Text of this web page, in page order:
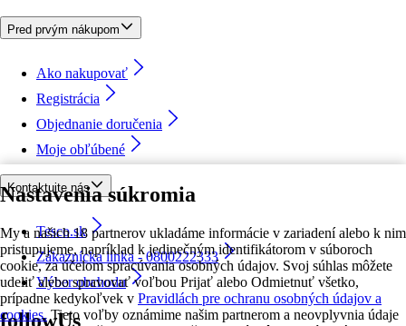
Nastavenia súkromia
My a našich 18 partnerov ukladáme informácie v zariadení alebo k nim
pristupujeme, napríklad k jedinečným identifikátorom v súboroch
cookie, za účelom spracúvania osobných údajov. Svoj súhlas môžete
udeliť alebo spravovať voľbou Prijať alebo Odmietnuť všetko,
prípadne kedykoľvek v Pravidlách pre ochranu osobných údajov a
cookies. Tieto voľby oznámime našim partnerom a neovplyvnia údaje
Pred prvým nákupom
Ako nakupovať
Registrácia
Objednanie doručenia
Moje obľúbené
Kontaktujte nás
Tesco.sk
Zákaznícka linka - 0800222333
Výber obchodu
followUs